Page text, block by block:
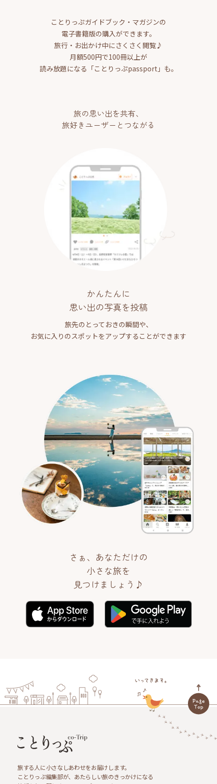
ことりっぷガイドブック・マガジンの
電子書籍版の購入ができます。
旅行・お出かけ中にさくさく閲覧♪
月額500円で100冊以上が
読み放題になる「ことりっぷpassport」も。
旅の思い出を共有、
旅好きユーザーとつながる
かんたんに
思い出の写真を投稿
旅先のとっておきの瞬間や、
お気に入りのスポットをアップすることができます
さぁ、あなただけの
小さな旅を
見つけましょう♪
旅する人に小さなしあわせをお届けします。
ことりっぷ編集部が、あたらしい旅のきっかけになる